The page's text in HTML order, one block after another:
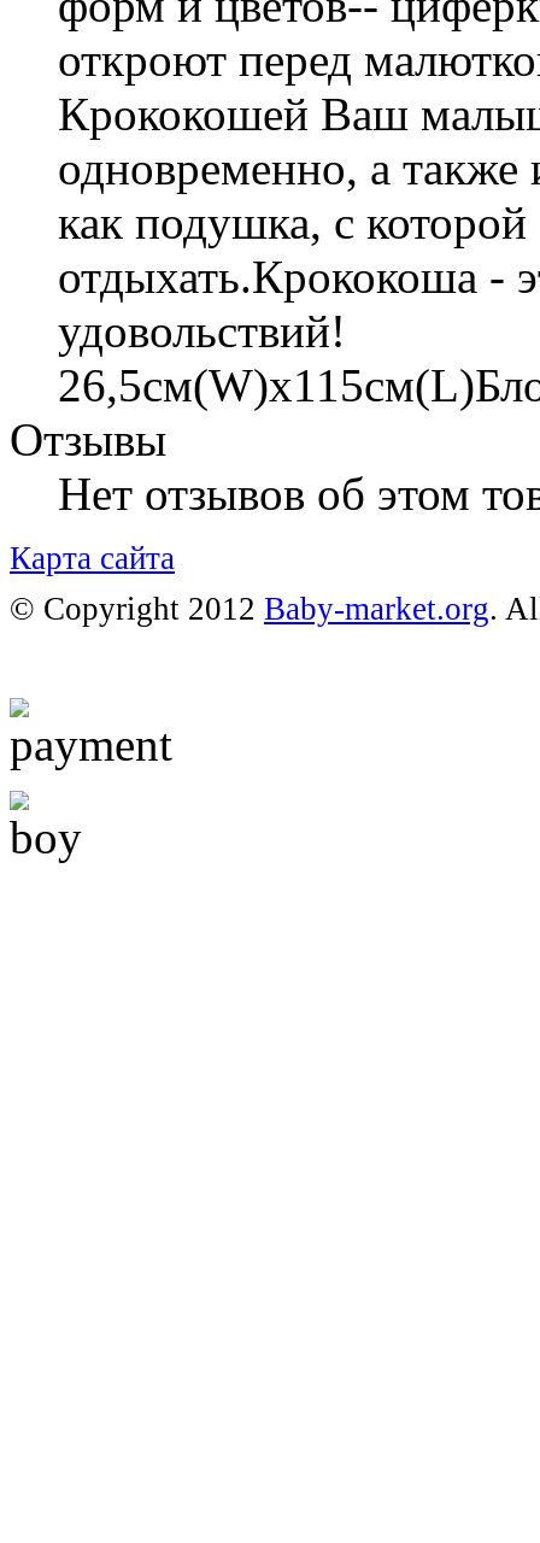
откроют перед
Крококошей Ваш
одновременно, а
как подушка, с
отдыхать.Крококоша -
Отзывы
Нет отзывов об этом
Карта сайта
© Copyright 2012 Baby-market.org.